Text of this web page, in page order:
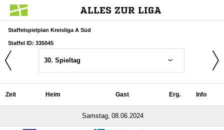
ALLES ZUR LIGA
Staffelspielplan Kreisliga A Süd
Staffel ID: 335045
30. Spieltag
Zeit Heim Gast Erg. Info
 